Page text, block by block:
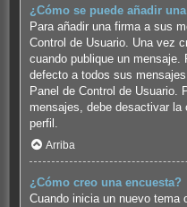
¿Cómo se puede añadir
Para añadir una firma a sus
Control de Usuario. Una vez
cuando publique un mensaje.
defecto a todos sus
Panel de Control de Usuario.
mensajes, debe desactivar
perfil.
Arriba
¿Cómo creo una encuesta?
Cuando inicia un nuevo tema